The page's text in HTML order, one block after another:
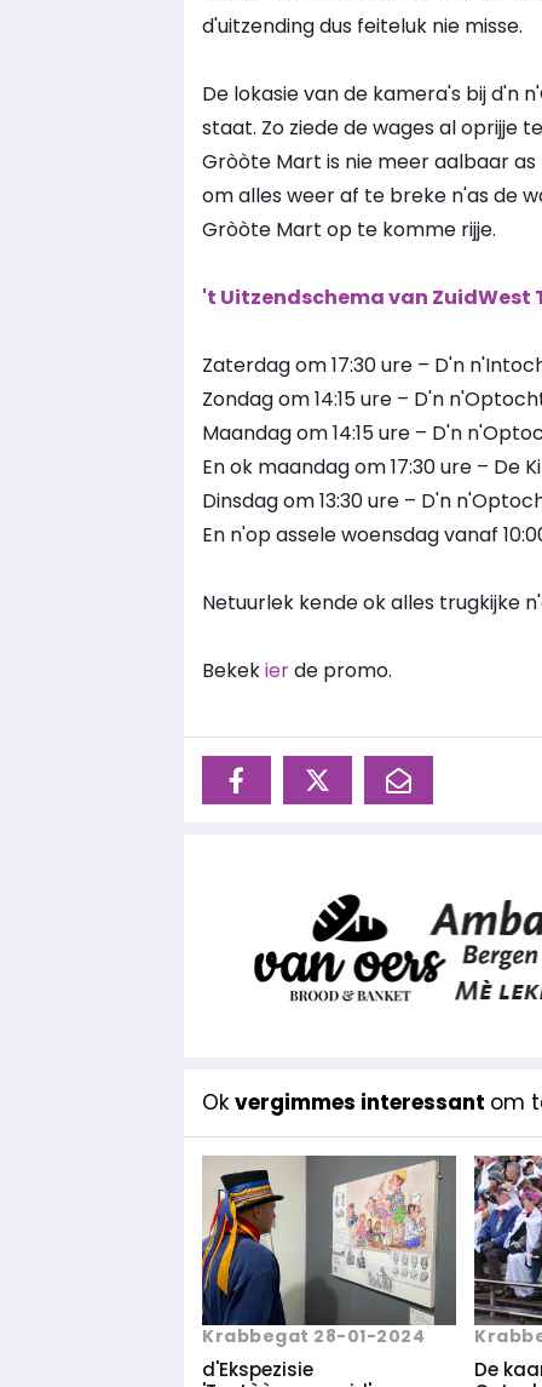
d'uitzending dus feiteluk nie misse.
De lokasie van de kamera's bij d'n
staat. Zo ziede de wages al oprijje
Gròòte Mart is nie meer aalbaar
om alles weer af te breke n'as de
Gròòte Mart op te komme rijje.
't Uitzendschema van ZuidWest
Zaterdag om 17:30 ure – D'n
Zondag om 14:15 ure – D'n
Maandag om 14:15 ure – D'n
En ok maandag om 17:30 ure – De
Dinsdag om 13:30 ure – D'n
En n'op assele woensdag vanaf
Netuurlek kende ok alles trugkijke
Bekekierde promo.
Ok vergimmes interessant om
Krabbegat 28-01-2024
d'Ekspezisie
De